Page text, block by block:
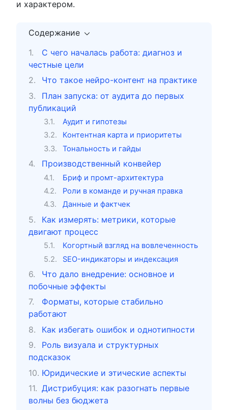
и характером.
Содержание
С чего началась работа: диагноз и
честные цели
Что такое нейро-контент на практике
План запуска: от аудита до первых
публикаций
Аудит и гипотезы
Контентная карта и приоритеты
Тональность и гайды
Производственный конвейер
Бриф и промт-архитектура
Роли в команде и ручная правка
Данные и фактчек
Как измерять: метрики, которые
двигают процесс
Когортный взгляд на вовлеченность
SEO-индикаторы и индексация
Что дало внедрение: основное и
побочные эффекты
Форматы, которые стабильно
работают
Как избегать ошибок и однотипности
Роль визуала и структурных
подсказок
Юридические и этические аспекты
Дистрибуция: как разогнать первые
волны без бюджета